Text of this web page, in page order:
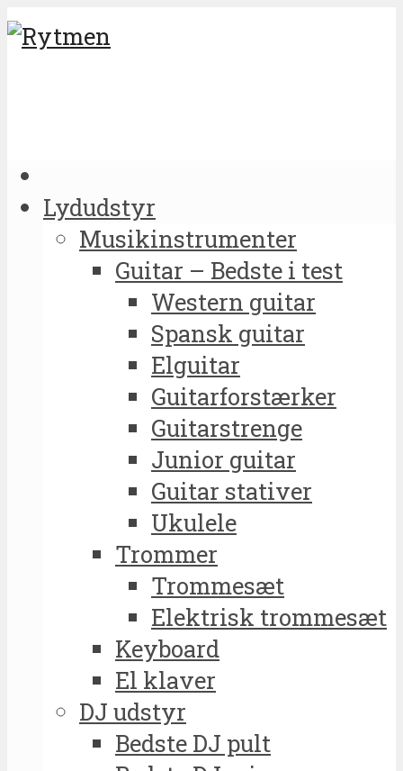
Lydudstyr
Musikinstrumenter
Guitar – Bedste i test
Western guitar
Spansk guitar
Elguitar
Guitarforstærker
Guitarstrenge
Junior guitar
Guitar stativer
Ukulele
Trommer
Trommesæt
Elektrisk trommesæt
Keyboard
El klaver
DJ udstyr
Bedste DJ pult